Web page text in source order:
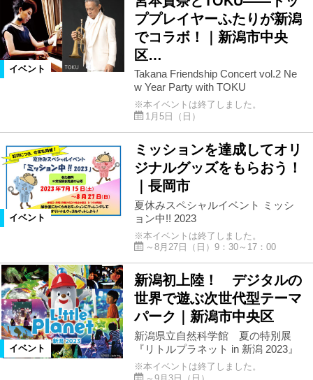
イベント
ププレイヤーふたりが新潟
でコラボ！｜新潟市中央
区…
Takana Friendship Concert vol.2 Ne
w Year Party with TOKU
※本イベントは終了しました。
1月5日（日）
イベント
ミッションを達成してオリ
ジナルグッズをもらおう！
｜長岡市
夏休みスペシャルイベント ミッシ
ョン中!! 2023
※本イベントは終了しました。
～8月27日（日）9：30～17：00
イベント
新潟初上陸！ デジタルの
世界で遊ぶ次世代型テーマ
パーク｜新潟市中央区
新潟県立自然科学館 夏の特別展
『リトルプラネット in 新潟 2023』
※本イベントは終了しました。